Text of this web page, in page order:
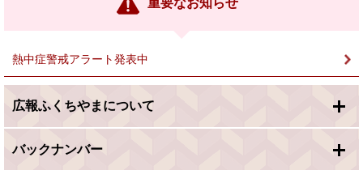
重要なお知らせ
熱中症警戒アラート発表中
広報ふくちやまについて
バックナンバー